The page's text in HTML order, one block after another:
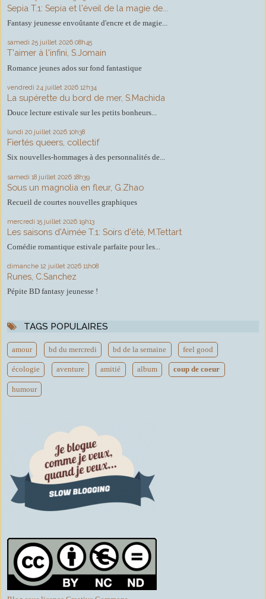
Sepia T.1: Sepia et l'éveil de la magie de...
Fantasy jeunesse envoûtante d'encre et de magie...
samedi 25 juillet 2026 08h45
T'aimer à l'infini, S.Jomain
Romance jeunes ados sur fond fantastique
vendredi 24 juillet 2026 12h34
La supérette du bord de mer, S.Machida
Douce lecture estivale sur les petits bonheurs...
lundi 20 juillet 2026 10h38
Fiertés queers, collectif
Six nouvelles-hommages à des personnalités de...
samedi 18 juillet 2026 18h39
Sous un magnolia en fleur, G.Zhao
Recueil de courtes nouvelles graphiques
mercredi 15 juillet 2026 19h13
Les saisons d'Aimée T.1: Soirs d'été, M.Tettart
Comédie romantique estivale parfaite pour les...
dimanche 12 juillet 2026 11h08
Runes, C.Sanchez
Pépite BD fantasy jeunesse !
TAGS POPULAIRES
amour bd du mercredi bd de la semaine feel good
écologie aventure amitié album coup de coeur
humour